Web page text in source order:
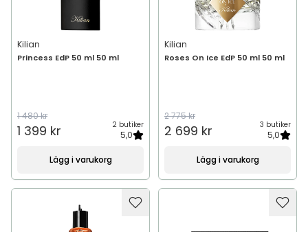
Kilian
Princess EdP 50 ml 50 ml
1 480 kr
1 399 kr 2 butiker
5,0
Lägg i varukorg
Kilian
Roses On Ice EdP 50 ml 50 ml
2 775 kr
2 699 kr 3 butiker
5,0
Lägg i varukorg